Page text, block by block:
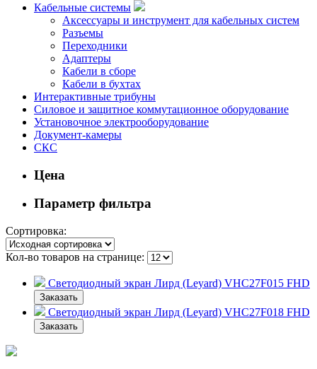
Кабельные системы
Аксессуары и инструмент для кабельных систем
Разъемы
Переходники
Адаптеры
Кабели в сборе
Кабели в бухтах
Интерактивные трибуны
Силовое и защитное коммутационное оборудование
Установочное электрооборудование
Документ-камеры
СКС
Цена
Параметр фильтра
Сортировка:
Кол-во товаров на странице:
Светодиодный экран Лирд (Leyard) VHC27F015 FHD
Заказать
Светодиодный экран Лирд (Leyard) VHC27F018 FHD
Заказать